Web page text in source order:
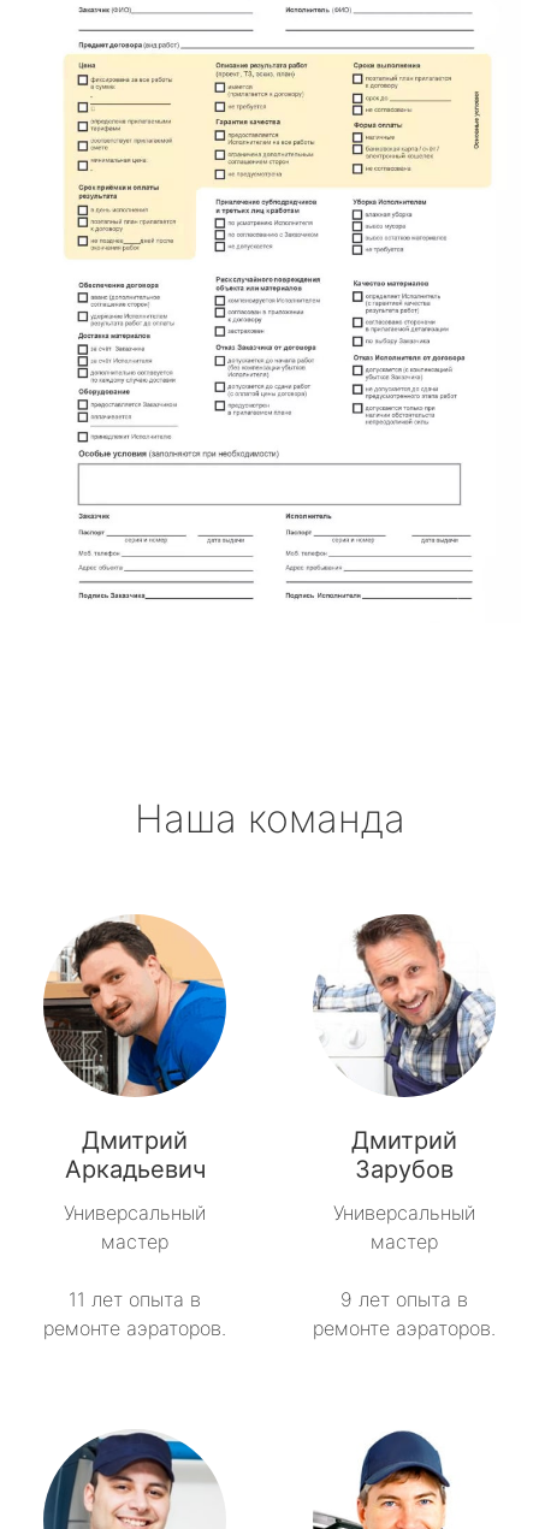
имени Морозова
имени Свердлова
Красный Бор
Кузнечное
Кузьмоловский
Лебяжье
Лесогорский
Мга
Назия
Никольский
Рябово
Свирьстрой
Сиверский
Синявино
Советский
Тайцы
Толмачёво
Фёдоровское
Форносово
Наша команда
Дмитрий
Аркадьевич
Универсальный
мастер
11 лет опыта в
ремонте аэраторов.
Дмитрий
Зарубов
Универсальный
мастер
9 лет опыта в
ремонте аэраторов.